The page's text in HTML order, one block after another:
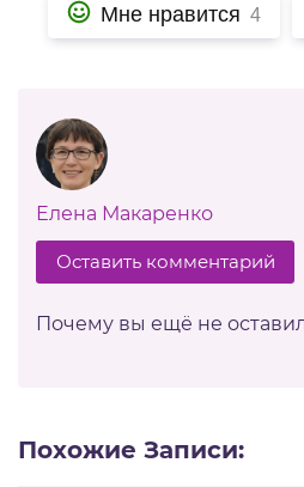
Мне нравится 4
Елена Макаренко
Оставить комментарий
Почему вы ещё не
Похожие Записи: